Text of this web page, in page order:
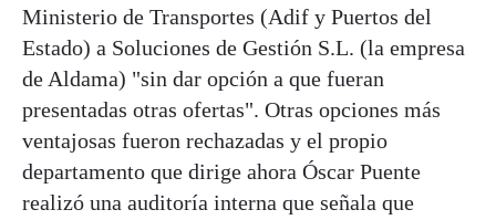
Ministerio de Transportes (Adif y Puertos del
Estado) a Soluciones de Gestión S.L. (la empresa
de Aldama) "sin dar opción a que fueran
presentadas otras ofertas". Otras opciones más
ventajosas fueron rechazadas y el propio
departamento que dirige ahora Óscar Puente
realizó una auditoría interna que señala que